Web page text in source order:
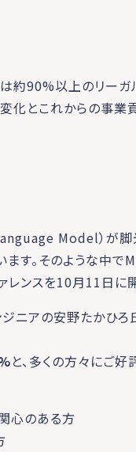
90%以上のリーガ
とこれからの事業貢
Model）が脚
す。そのような中で
レンスを10月11日に
ニアの安野たかひ
と、多くの方々にご好
心のある方